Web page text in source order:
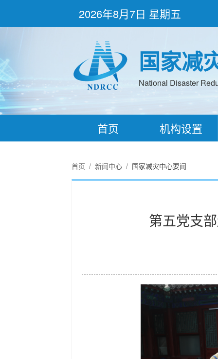
2026年8月7日 星期五
国家减
National Disaster
首页 机构设置
首页 / 新闻中心/ 国家减灾中心要闻
第五党支